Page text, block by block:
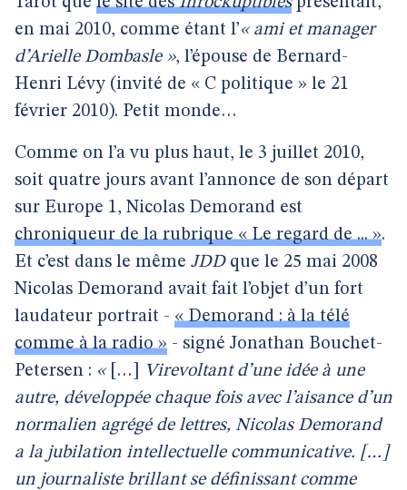
en mai 2010, comme étant l’« ami et manager
d’Arielle Dombasle », l’épouse de Bernard-
Henri Lévy (invité de « C politique » le 21
février 2010). Petit monde…
Comme on l’a vu plus haut, le 3 juillet 2010,
soit quatre jours avant l’annonce de son départ
sur Europe 1, Nicolas Demorand est
chroniqueur de la rubrique « Le regard de ... ».
Et c’est dans le même JDDque le 25 mai 2008
Nicolas Demorand avait fait l’objet d’un fort
laudateur portrait - « Demorand : à la télé
comme à la radio » - signé Jonathan Bouchet-
Petersen : « […]
Virevoltant d’une idée à une
autre, développée chaque fois avec l’aisance d’un
normalien agrégé de lettres, Nicolas Demorand
a la jubilation intellectuelle communicative. […]
un journaliste brillant se définissant comme